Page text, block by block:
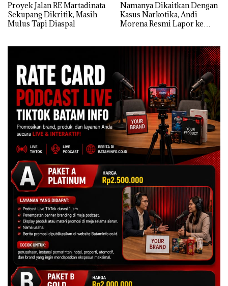
Proyek Jalan RE Martadinata
Sekupang Dikritik, Masih
Mulus Tapi Diaspal
Namanya Dikaitkan Dengan
Kasus Narkotika, Andi
Morena Resmi Lapor ke